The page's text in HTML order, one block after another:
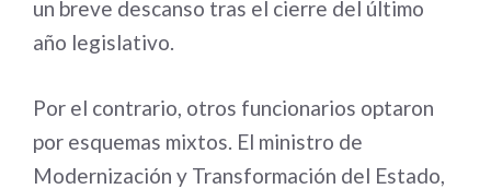
un breve descanso tras el cierre del último
año legislativo.
Por el contrario, otros funcionarios optaron
por esquemas mixtos. El ministro de
Modernización y Transformación del Estado,